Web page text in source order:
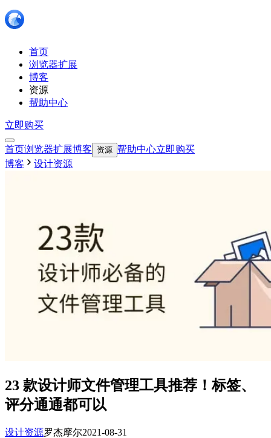
首页
浏览器扩展
博客
资源
帮助中心
立即购买
首页浏览器扩展博客 资源 帮助中心立即购买
博客
设计资源
23 款设计师文件管理工具推荐！标签、
评分通通都可以
设计资源罗杰摩尔2021-08-31